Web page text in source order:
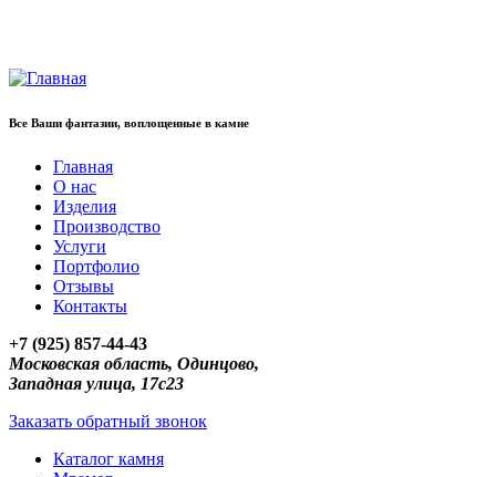
Все Ваши фантазии, воплощенные в камне
Главная
О нас
Изделия
Производство
Услуги
Портфолио
Отзывы
Контакты
+7 (925) 857-44-43
Московская область, Одинцово,
Западная улица, 17с23
Заказать обратный звонок
Каталог камня